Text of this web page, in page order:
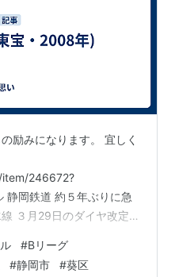
励みになります。 宜しく
246672?
岡鉄道 約５年ぶりに急
３月29日のダイヤ改定で
ラースポーツ施設 西ケ
東静岡駅北口でのアリー
#Bリーグ
#静岡市 #葵区